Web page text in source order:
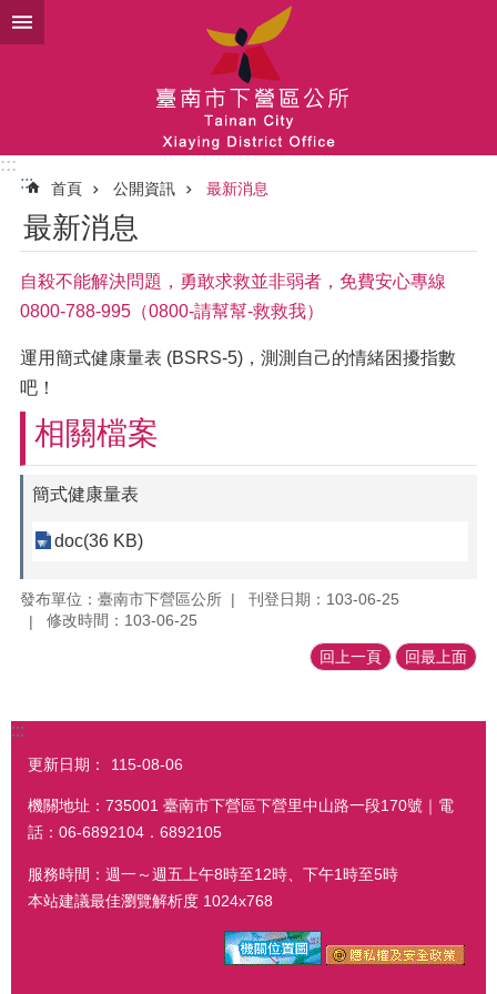
跳到主要內容區塊
:::
:::
首頁 公開資訊 最新消息
最新消息
自殺不能解決問題，勇敢求救並非弱者，免費安心專線
0800-788-995（0800-請幫幫-救救我）
運用簡式健康量表 (BSRS-5)，測測自己的情緒困擾指數
吧！
相關檔案
簡式健康量表
doc(36 KB)
發布單位：臺南市下營區公所
刊登日期：103-06-25
修改時間：103-06-25
回上一頁 回最上面
:::
更新日期： 115-08-06
機關地址：735001 臺南市下營區下營里中山路一段170號｜電
話：06-6892104．6892105
服務時間：週一～週五上午8時至12時、下午1時至5時
本站建議最佳瀏覽解析度 1024x768